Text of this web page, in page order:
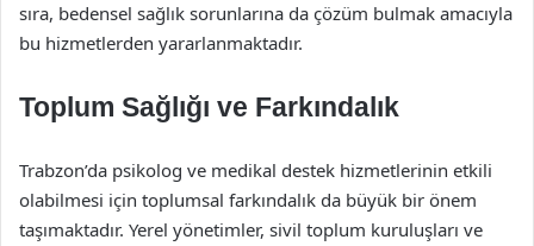
sıra, bedensel sağlık sorunlarına da çözüm bulmak amacıyla
bu hizmetlerden yararlanmaktadır.
Toplum Sağlığı ve Farkındalık
Trabzon’da psikolog ve medikal destek hizmetlerinin etkili
olabilmesi için toplumsal farkındalık da büyük bir önem
taşımaktadır. Yerel yönetimler, sivil toplum kuruluşları ve